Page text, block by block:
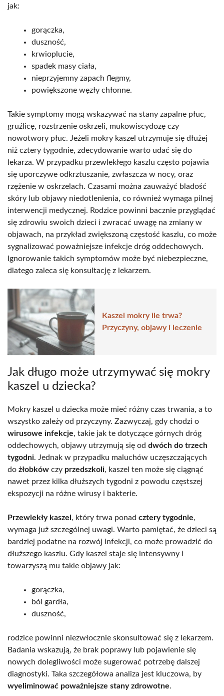
jak:
gorączka,
duszność,
krwioplucie,
spadek masy ciała,
nieprzyjemny zapach flegmy,
powiększone węzły chłonne.
Takie symptomy mogą wskazywać na stany zapalne płuc,
gruźlicę, rozstrzenie oskrzeli, mukowiscydozę czy
nowotwory płuc. Jeżeli mokry kaszel utrzymuje się dłużej
niż cztery tygodnie, zdecydowanie warto udać się do
lekarza. W przypadku przewlekłego kaszlu często pojawia
się uporczywe odkrztuszanie, zwłaszcza w nocy, oraz
rzężenie w oskrzelach. Czasami można zauważyć bladość
skóry lub objawy niedotlenienia, co również wymaga pilnej
interwencji medycznej. Rodzice powinni bacznie przyglądać
się zdrowiu swoich dzieci i zwracać uwagę na zmiany w
objawach, na przykład zwiększoną częstość kaszlu, co może
sygnalizować poważniejsze infekcje dróg oddechowych.
Ignorowanie takich symptomów może być niebezpieczne,
dlatego zaleca się konsultację z lekarzem.
Kaszel mokry ile trwa?
Przyczyny, objawy i leczenie
Jak długo może utrzymywać się mokry
kaszel u dziecka?
Mokry kaszel u dziecka może mieć różny czas trwania, a to
wszystko zależy od przyczyny. Zazwyczaj, gdy chodzi o
wirusowe infekcje, takie jak te dotyczące górnych dróg
oddechowych, objawy utrzymują się od dwóch do trzech
tygodni. Jednak w przypadku maluchów uczęszczających
do żłobków czy przedszkoli, kaszel ten może się ciągnąć
nawet przez kilka dłuższych tygodni z powodu częstszej
ekspozycji na różne wirusy i bakterie.
Przewlekły kaszel , który trwa ponad cztery tygodnie,
wymaga już szczególnej uwagi. Warto pamiętać, że dzieci są
bardziej podatne na rozwój infekcji, co może prowadzić do
dłuższego kaszlu. Gdy kaszel staje się intensywny i
towarzyszą mu takie objawy jak:
gorączka,
ból gardła,
duszność,
rodzice powinni niezwłocznie skonsultować się z lekarzem.
Badania wskazują, że brak poprawy lub pojawienie się
nowych dolegliwości może sugerować potrzebę dalszej
diagnostyki. Taka szczegółowa analiza jest kluczowa, by
wyeliminować poważniejsze stany zdrowotne.